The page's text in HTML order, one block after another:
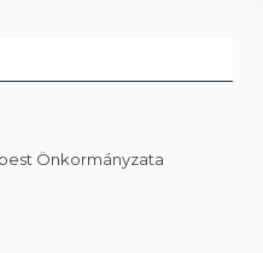
Önkormányzata